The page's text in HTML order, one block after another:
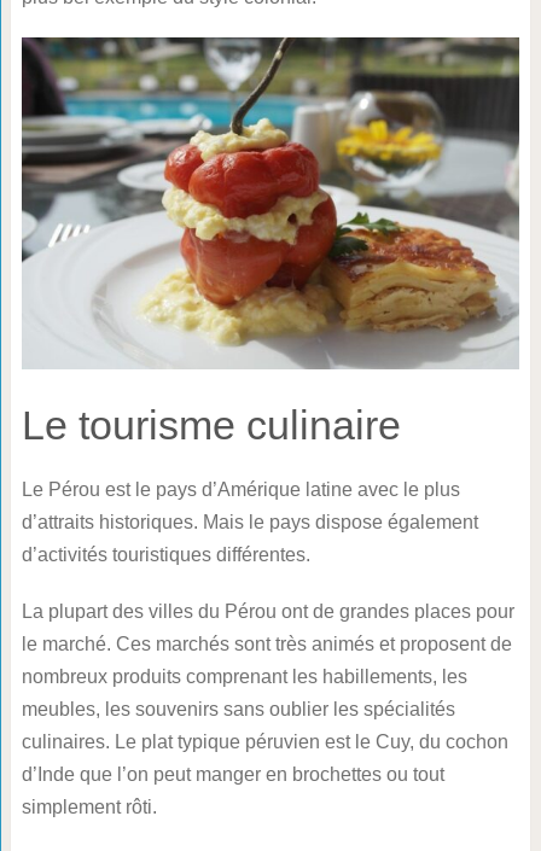
Le tourisme culinaire
Le Pérou est le pays d’Amérique latine avec le plus
d’attraits historiques. Mais le pays dispose également
d’activités touristiques différentes.
La plupart des villes du Pérou ont de grandes places pour
le marché. Ces marchés sont très animés et proposent de
nombreux produits comprenant les habillements, les
meubles, les souvenirs sans oublier les spécialités
culinaires. Le plat typique péruvien est le Cuy, du cochon
d’Inde que l’on peut manger en brochettes ou tout
simplement rôti.